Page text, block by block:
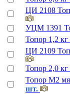
ЦИ 2108
УЦМ 1391
Топор 1,2
ЦИ 2109
Топор 2,0
Топор М2
шт.